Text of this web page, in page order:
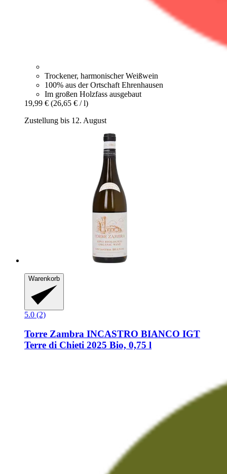
Trockener, harmonischer Weißwein
100% aus der Ortschaft Ehrenhausen
Im großen Holzfass ausgebaut
19,99 € (26,65 € / l)
Zustellung bis 12. August
Warenkorb
5.0 (2)
Torre Zambra INCASTRO BIANCO IGT
Terre di Chieti 2025 Bio, 0,75 l